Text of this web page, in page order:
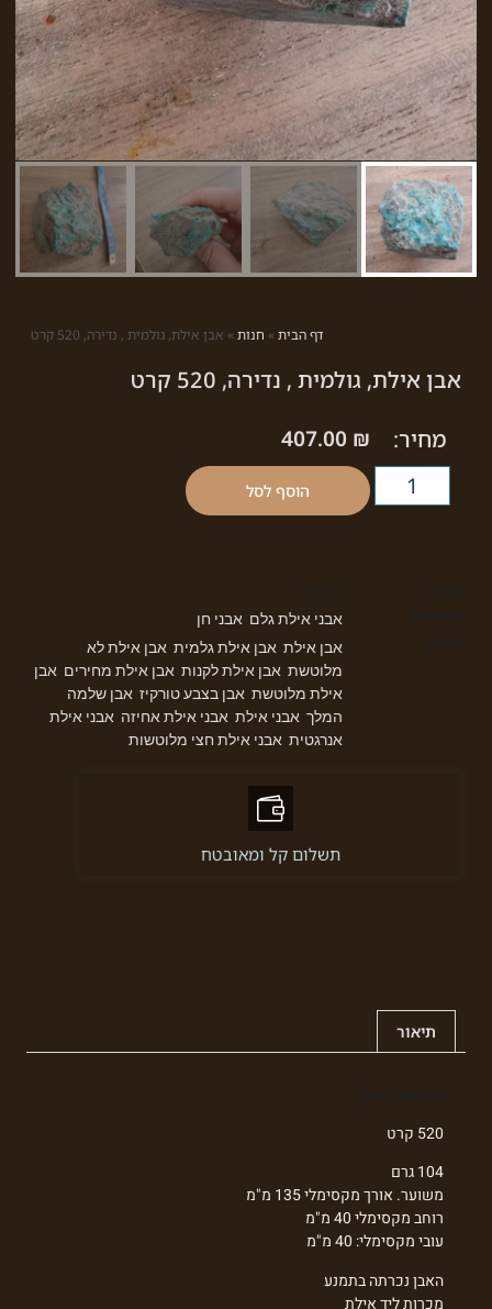
דף הבית » חנות » אבן אילת, גולמית , נדירה, 520 קרט
אבן אילת, גולמית , נדירה, 520 קרט
מחיר:
407.00 ₪
הוסף לסל
אבני אילת גלם אבני חן
אבן אילת אבן אילת גלמית אבן אילת לא
מלוטשת אבן אילת לקנות אבן אילת מחירים אבן
אילת מלוטשת אבן בצבע טורקיז אבן שלמה
המלך אבני אילת אבני אילת אחיזה אבני אילת
אנרגטית אבני אילת חצי מלוטשות
תשלום קל ומאובטח
תיאור
520 קרט
104 גרם
משוער. אורך מקסימלי 135 מ"מ
רוחב מקסימלי 40 מ"מ
עובי מקסימלי: 40 מ"מ
האבן נכרתה בתמנע
מכרות ליד אילת